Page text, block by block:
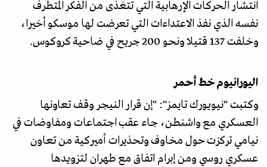
انتشار الحركات الإرهابية التي تتغذى من الفكر المتطرف
نفسه الذي نفذ الاعتداءات التي تعرضت لها موسكو أخيرا،
وخلفت 137 قتيلا ونحو 200 جريح في ضاحية كروكوس.
اليورانيوم خط أحمر
وكتبت "نيويورك تايمز": "إن قرار النيجر وقف تعاونها
العسكري مع واشنطن، جاء عقب اجتماعات ومفاوضات في
نيامي تركزت حول مخاوف وتحذيرات أميركية من تعاون
عسكري روسي ومن إبرام اتفاق مع طهران لتزويدها